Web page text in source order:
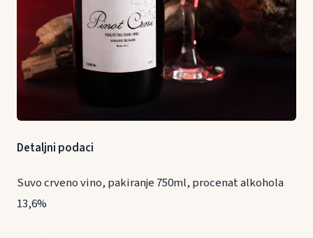
Detaljni podaci
Suvo crveno vino, pakiranje 750ml, procenat alkohola
13,6%